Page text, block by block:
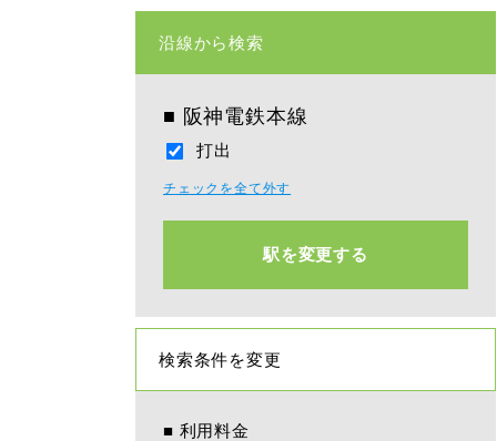
沿線から検索
■ 阪神電鉄本線
打出
チェックを全て外す
駅を変更する
検索条件を変更
■ 利用料金